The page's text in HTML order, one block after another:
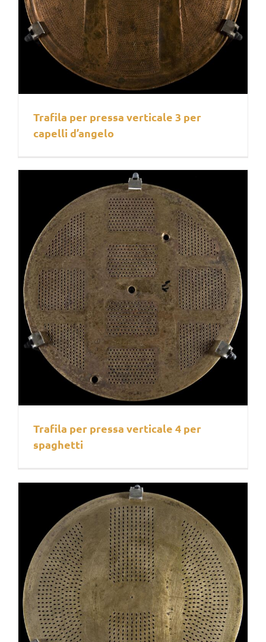
Trafila per pressa verticale 3 per
capelli d’angelo
Trafila per pressa verticale 4 per
spaghetti